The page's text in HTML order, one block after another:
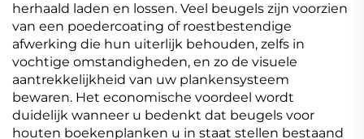
herhaald laden en lossen. Veel beugels zijn voorzien
van een poedercoating of roestbestendige
afwerking die hun uiterlijk behouden, zelfs in
vochtige omstandigheden, en zo de visuele
aantrekkelijkheid van uw plankensysteem
bewaren. Het economische voordeel wordt
duidelijk wanneer u bedenkt dat beugels voor
houten boekenplanken u in staat stellen bestaand